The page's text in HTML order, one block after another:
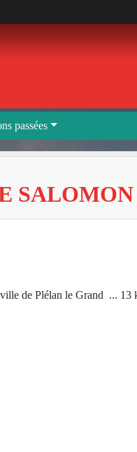
passées
SALOMON
de Plélan le Grand ... 13